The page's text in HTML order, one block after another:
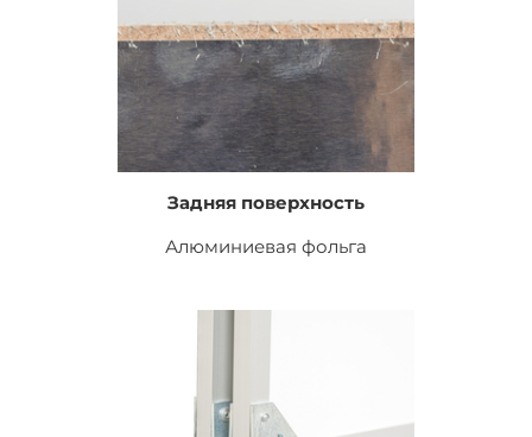
Задняя поверхность
Алюминиевая фольга